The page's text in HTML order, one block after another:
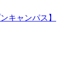
キャンパス】